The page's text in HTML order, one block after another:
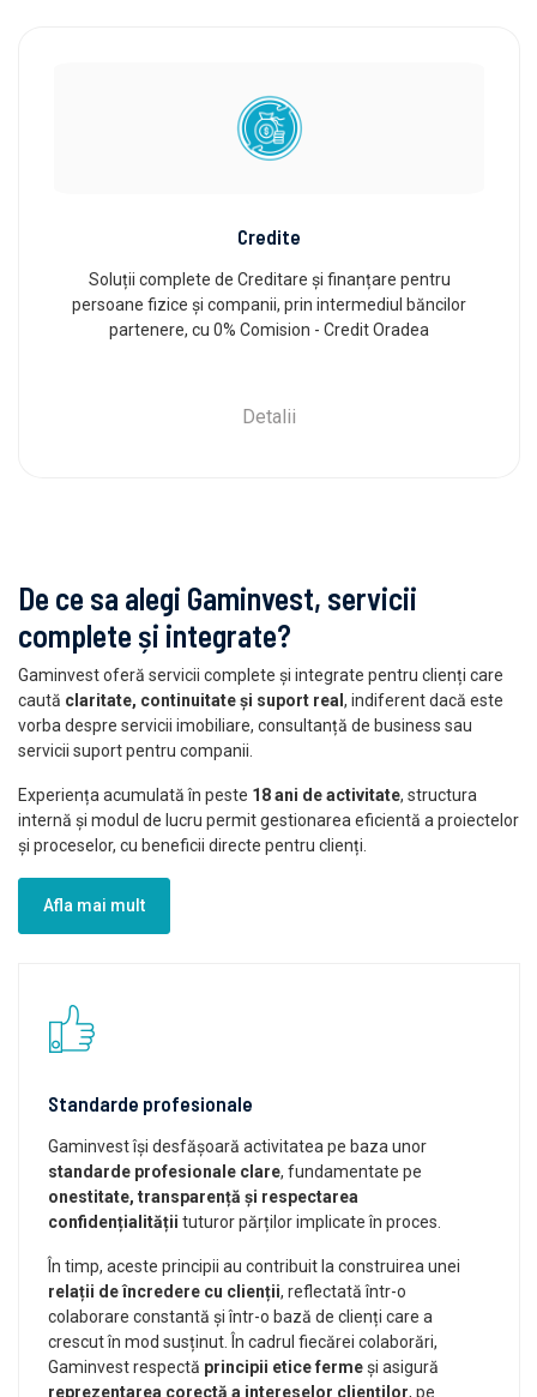
Credite
Soluții complete de Creditare și finanțare pentru
persoane fizice și companii, prin intermediul băncilor
partenere, cu 0% Comision - Credit Oradea
Detalii
De ce sa alegi Gaminvest, servicii
complete și integrate?
Gaminvest oferă servicii complete și integrate pentru clienți care
caută claritate, continuitate și suport real , indiferent dacă este
vorba despre servicii imobiliare, consultanță de business sau
servicii suport pentru companii.
Experiența acumulată în peste 18 ani de activitate, structura
internă și modul de lucru permit gestionarea eficientă a proiectelor
și proceselor, cu beneficii directe pentru clienți.
Afla mai mult
Standarde profesionale
Gaminvest își desfășoară activitatea pe baza unor
standarde profesionale clare, fundamentate pe
onestitate, transparență și respectarea
confidențialității tuturor părților implicate în proces.
În timp, aceste principii au contribuit la construirea unei
relații de încredere cu clienții, reflectată într-o
colaborare constantă și într-o bază de clienți care a
crescut în mod susținut. În cadrul fiecărei colaborări,
Gaminvest respectă principii etice fermeși asigură
reprezentarea corectă a intereselor clienților, pe